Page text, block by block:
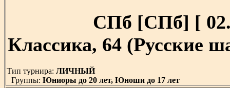
СПб [СПб] [
Классика, 64 (Русские
Тип турнира: ЛИЧНЫЙ
Группы: Юниоры до 20 лет, Юноши до 17 лет